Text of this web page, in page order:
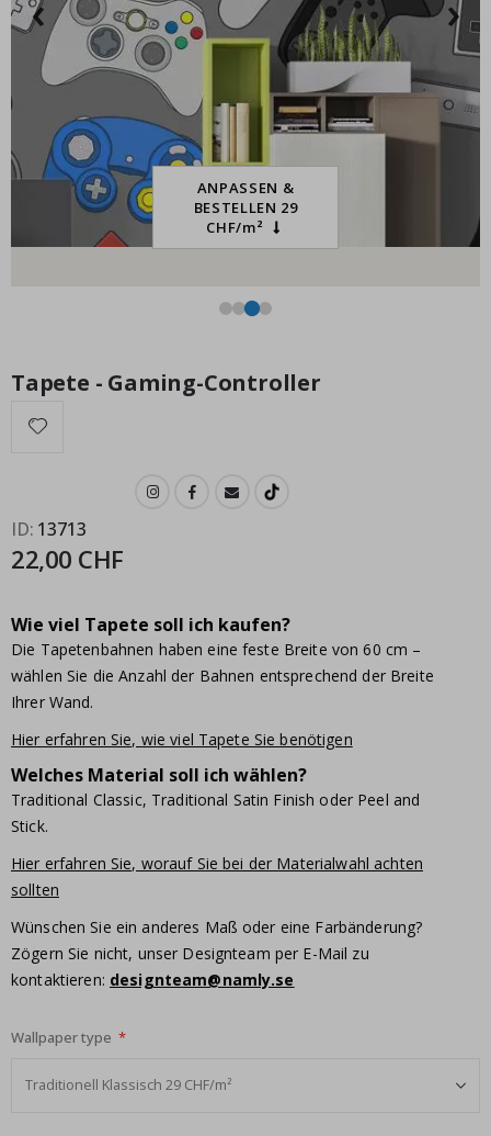
Special
Price
15,00 €
ANPASSEN &
BESTELLEN 29
CHF/m²
Tapete - Gaming-Controller
ID 13713
22,00 CHF
Wie viel Tapete soll ich kaufen?
Die Tapetenbahnen haben eine feste Breite von 60 cm –
wählen Sie die Anzahl der Bahnen entsprechend der Breite
Ihrer Wand.
Hier erfahren Sie, wie viel Tapete Sie benötigen
Welches Material soll ich wählen?
Traditional Classic, Traditional Satin Finish oder Peel and
Stick.
Hier erfahren Sie, worauf Sie bei der Materialwahl achten
sollten
Wünschen Sie ein anderes Maß oder eine Farbänderung?
Zögern Sie nicht, unser Designteam per E-Mail zu
kontaktieren: designteam@namly.se
Wallpaper type